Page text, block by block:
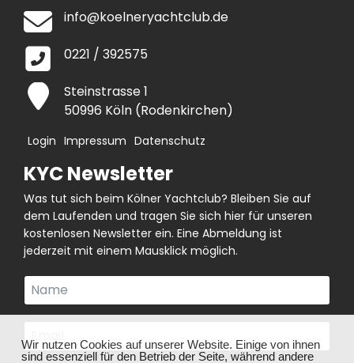
Wir nutzen Cookies auf unserer Website. Einige von ihnen
sind essenziell für den Betrieb der Seite, während andere
info@koelneryachtclub.de
0221 / 392575
Steinstrasse 1
50996 Köln (Rodenkirchen)
Login Impressum Datenschutz
KYC Newsletter
Was tut sich beim Kölner Yachtclub? Bleiben Sie auf
dem Laufenden und tragen Sie sich hier für unseren
kostenlosen Newsletter ein. Eine Abmeldung ist
jederzeit mit einem Mausklick möglich.